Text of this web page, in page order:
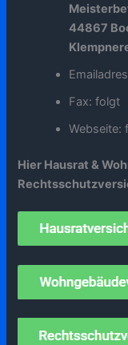
44867
Fax: folgt
Webseite:
Hier Hausrat &